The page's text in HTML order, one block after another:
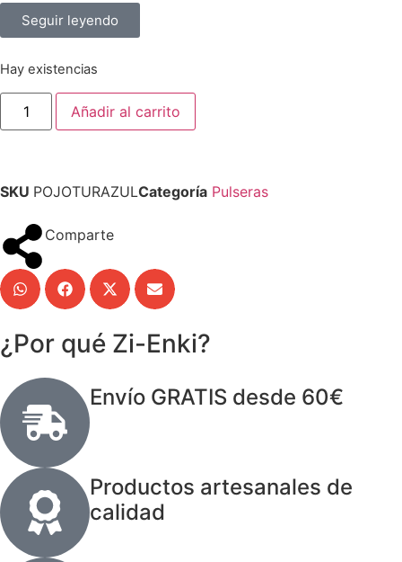
Seguir leyendo
Hay existencias
Añadir al carrito
SKU POJOTURAZULCategoría Pulseras
Comparte
¿Por qué Zi-Enki?
Envío GRATIS desde 60€
Productos artesanales de
calidad